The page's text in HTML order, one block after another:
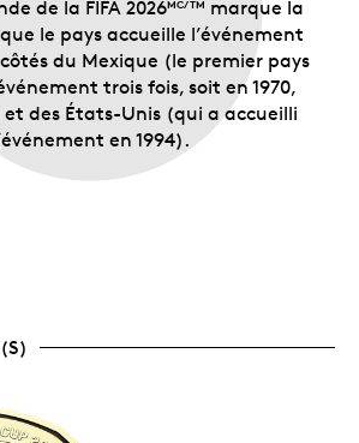
de la FIFA 2026MC/TM marque la
le pays accueille l’événement
du Mexique (le premier pays
trois fois, soit en 1970,
et des États-Unis (qui a accueilli
en 1994).